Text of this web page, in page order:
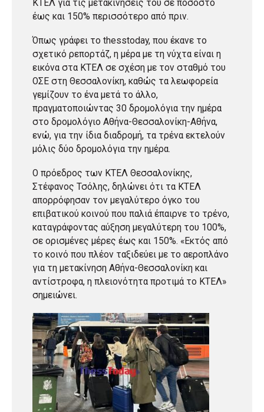
ΚΤΕΛ για τις μετακινήσεις του σε ποσοστό
έως και 150% περισσότερο από πριν.
Όπως γράφει το thesstoday, που έκανε το
σχετικό ρεπορτάζ, η μέρα με τη νύχτα είναι η
εικόνα στα ΚΤΕΛ σε σχέση με τον σταθμό του
ΟΣΕ στη Θεσσαλονίκη, καθώς τα λεωφορεία
γεμίζουν το ένα μετά το άλλο,
πραγματοποιώντας 30 δρομολόγια την ημέρα
στο δρομολόγιο Αθήνα-Θεσσαλονίκη-Αθήνα,
ενώ, για την ίδια διαδρομή, τα τρένα εκτελούν
μόλις δύο δρομολόγια την ημέρα.
Ο πρόεδρος των ΚΤΕΛ Θεσσαλονίκης,
Στέφανος Τσόλης, δηλώνει ότι τα ΚΤΕΛ
απορρόφησαν τον μεγαλύτερο όγκο του
επιβατικού κοινού που παλιά έπαιρνε το τρένο,
καταγράφοντας αύξηση μεγαλύτερη του 100%,
σε ορισμένες μέρες έως και 150%. «Εκτός από
το κοινό που πλέον ταξιδεύει με το αεροπλάνο
για τη μετακίνηση Αθήνα-Θεσσαλονίκη και
αντίστροφα, η πλειονότητα προτιμά το ΚΤΕΛ»
σημειώνει.